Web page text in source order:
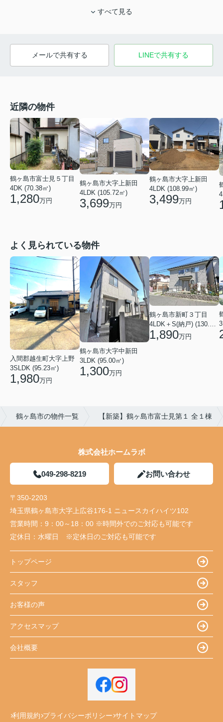
すべて見る
メールで共有する LINEで共有する
近隣の物件
鶴ヶ島市富士見５丁目
4DK (70.38㎡)
1,280万円
鶴ヶ島市大字上新田
4LDK (105.72㎡)
3,699万円
鶴ヶ島市大字上新田
4LDK (108.99㎡)
3,499万円
よく見られている物件
入間郡越生町大字上野
3SLDK (95.23㎡)
1,980万円
鶴ヶ島市大字中新田
3LDK (95.00㎡)
1,300万円
鶴ヶ島市新町３丁目
4LDK＋S(納戸) (130.50㎡)
1,890万円
鶴ヶ島市の物件一覧 【新築】鶴ヶ島市富士見第１ 全１棟
株式会社ホームラボ
049-298-8219 お問い合わせ
〒350-2203
埼玉県鶴ヶ島市大字上広谷176-1 ニュースカイハイツ102
営業時間： 9：00～18：00 ※時間外でのご対応も可能です
定休日： 水曜日 ※定休日のご対応も可能です
トップページ
スタッフ
お客様の声
アクセスマップ
会社概要
利用規約 プライバシーポリシー サイトマップ